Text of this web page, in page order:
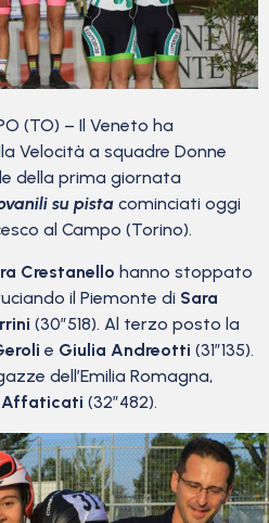
(TO) – Il Veneto ha
Velocità a squadre Donne
della prima giornata
su pista cominciati oggi
al Campo (Torino).
Crestanello hanno stoppato
il Piemonte di Sara
(30”518). Al terzo posto la
e Giulia Andreotti (31”135).
dell’Emilia Romagna,
Affaticati (32”482).